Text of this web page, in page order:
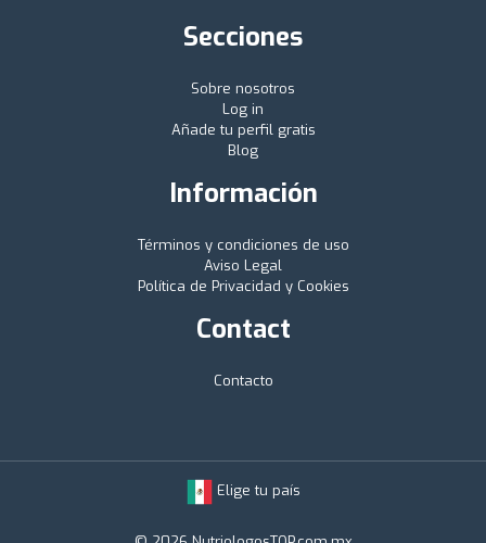
Secciones
Sobre nosotros
Log in
Añade tu perfil gratis
Blog
Información
Términos y condiciones de uso
Aviso Legal
Política de Privacidad y Cookies
Contact
Contacto
Elige tu país